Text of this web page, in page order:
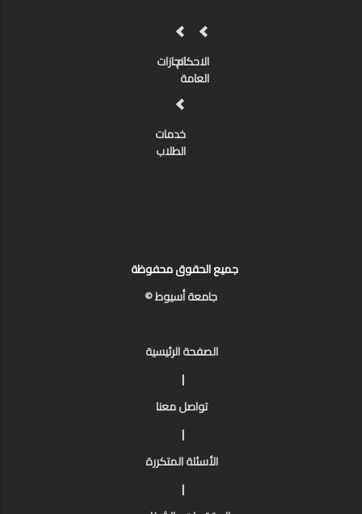
الاحكام
العامة
انجازات
خدمات
الطلاب
جميع الحقوق محفوظة
جامعة أسيوط ©
الصفحة الرئيسية
|
تواصل معنا
|
الأسئلة المتكررة
|